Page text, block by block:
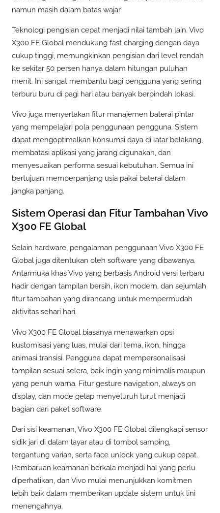
namun masih dalam batas wajar.
Teknologi pengisian cepat menjadi nilai tambah lain. Vivo
X300 FE Global mendukung fast charging dengan daya
cukup tinggi, memungkinkan pengisian dari level rendah
ke sekitar 50 persen hanya dalam hitungan puluhan
menit. Ini sangat membantu bagi pengguna yang sering
terburu buru di pagi hari atau banyak berpindah lokasi.
Vivo juga menyertakan fitur manajemen baterai pintar
yang mempelajari pola penggunaan pengguna. Sistem
dapat mengoptimalkan konsumsi daya di latar belakang,
membatasi aplikasi yang jarang digunakan, dan
menyesuaikan performa sesuai kebutuhan. Semua ini
bertujuan memperpanjang usia pakai baterai dalam
jangka panjang.
Sistem Operasi dan Fitur Tambahan Vivo
X300 FE Global
Selain hardware, pengalaman penggunaan Vivo X300 FE
Global juga ditentukan oleh software yang dibawanya.
Antarmuka khas Vivo yang berbasis Android versi terbaru
hadir dengan tampilan bersih, ikon modern, dan sejumlah
fitur tambahan yang dirancang untuk mempermudah
aktivitas sehari hari.
Vivo X300 FE Global biasanya menawarkan opsi
kustomisasi yang luas, mulai dari tema, ikon, hingga
animasi transisi. Pengguna dapat mempersonalisasi
tampilan sesuai selera, baik ingin yang minimalis maupun
yang penuh warna. Fitur gesture navigation, always on
display, dan mode gelap menyeluruh turut menjadi
bagian dari paket software.
Dari sisi keamanan, Vivo X300 FE Global dilengkapi sensor
sidik jari di dalam layar atau di tombol samping,
tergantung varian, serta face unlock yang cukup cepat.
Pembaruan keamanan berkala menjadi hal yang perlu
diperhatikan, dan Vivo mulai menunjukkan komitmen
lebih baik dalam memberikan update sistem untuk lini
menengahnya.